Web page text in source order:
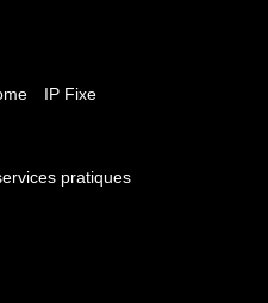
IP Fixe
pratiques